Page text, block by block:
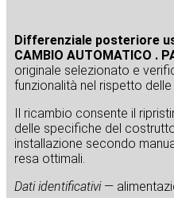
Differenziale posteriore
CAMBIO AUTOMATICO .
originale selezionato e
funzionalità nel rispetto
Il ricambio consente il
delle specifiche del
installazione secondo
resa ottimali.
Dati identificativi—